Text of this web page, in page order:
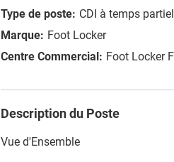
CDI à temps partiel
Foot Locker
Foot Locker
Description du Poste
Vue d'Ensemble